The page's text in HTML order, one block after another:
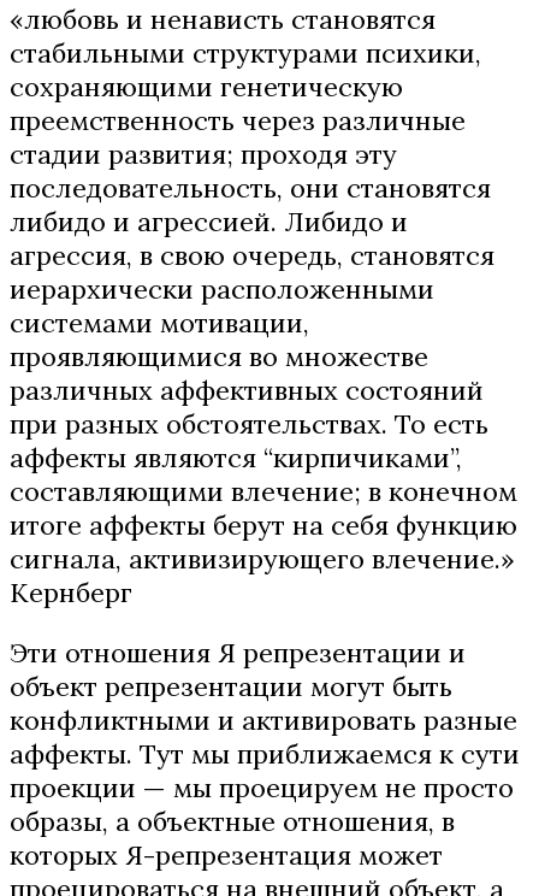
«любовь и ненависть становятся
стабильными структурами психики,
сохраняющими генетическую
преемственность через различные
стадии развития; проходя эту
последовательность, они становятся
либидо и агрессией. Либидо и
агрессия, в свою очередь, становятся
иерархически расположенными
системами мотивации,
проявляющимися во множестве
различных аффективных состояний
при разных обстоятельствах. То есть
аффекты являются “кирпичиками”,
составляющими влечение; в конечном
итоге аффекты берут на себя функцию
сигнала, активизирующего влечение.»
Кернберг
Эти отношения Я репрезентации и
объект репрезентации могут быть
конфликтными и активировать разные
аффекты. Тут мы приближаемся к сути
проекции — мы проецируем не просто
образы, а объектные отношения, в
которых Я-репрезентация может
проецироваться на внешний объект, а